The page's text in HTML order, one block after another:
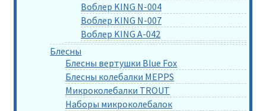
Воблер KING N-004
Воблер KING N-007
Воблер KING A-042
Блесны
Блесны вертушки Blue Fox
Блесны колебалки MEPPS
Микроколебалки TROUT
Наборы микроколебалок